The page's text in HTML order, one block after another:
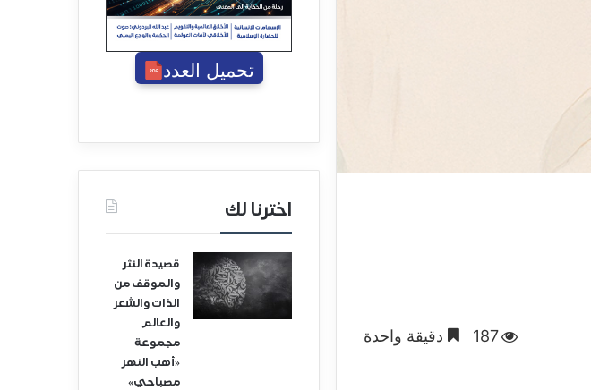
187 دقيقة واحدة
تحميل العدد
اخترنا لك
قصيدة النثر
والموقف من
الذات والشعر
والعالم
مجموعة
«أهب النهر
مصباحي»